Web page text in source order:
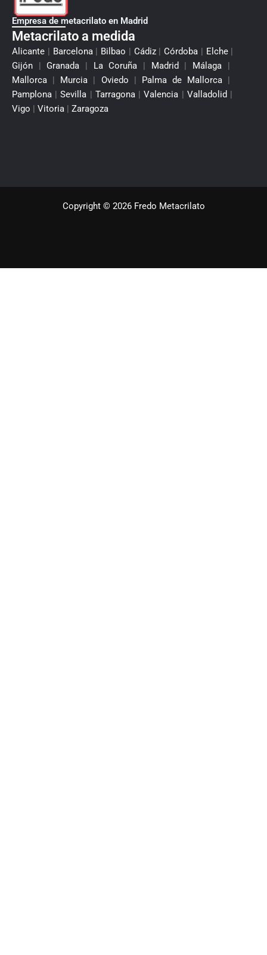
Empresa de metacrilato en Madrid
Metacrilato a medida
Alicante | Barcelona | Bilbao | Cádiz | Córdoba | Elche |
Gijón | Granada | La Coruña | Madrid | Málaga |
Mallorca | Murcia | Oviedo | Palma de Mallorca |
Pamplona | Sevilla | Tarragona | Valencia | Valladolid |
Vigo | Vitoria | Zaragoza
Copyright © 2026 Fredo Metacrilato